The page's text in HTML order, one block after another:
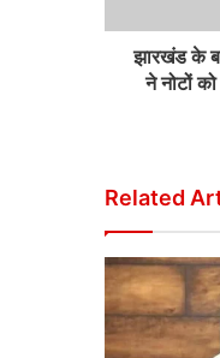
झारखंड के
ने नोटों
Related